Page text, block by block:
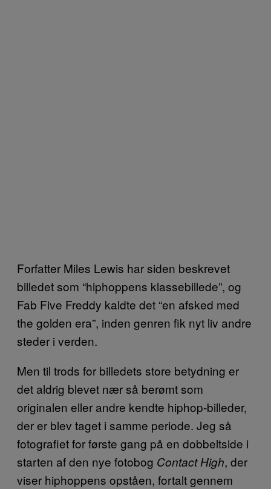
Forfatter Miles Lewis har siden beskrevet
billedet som “hiphoppens klassebillede”, og
Fab Five Freddy kaldte det “en afsked med
the golden era”, inden genren fik nyt liv andre
steder i verden.
Men til trods for billedets store betydning er
det aldrig blevet nær så berømt som
originalen eller andre kendte hiphop-billeder,
der er blev taget i samme periode. Jeg så
fotografiet for første gang på en dobbeltside i
starten af den nye fotobog Contact High, der
viser hiphoppens opståen, fortalt gennem